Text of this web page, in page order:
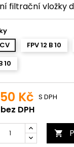
filtrační vložky
FPV 12 B 10
10
Kč
DPH
S DPH
